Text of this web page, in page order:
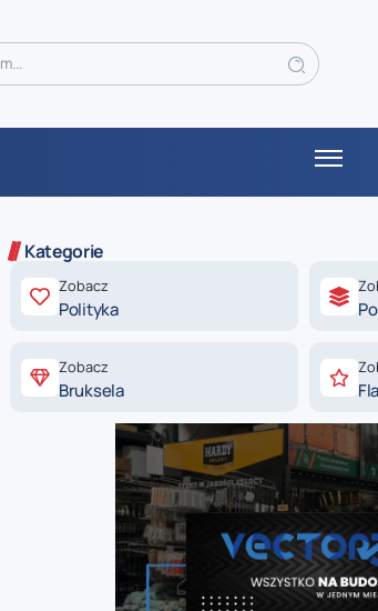
Kategorie
Zobacz
Polityka
Zobacz
Bruksela